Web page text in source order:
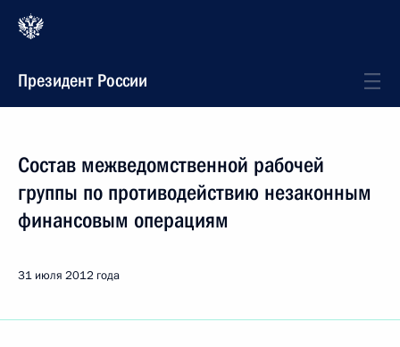
Президент России
Состав межведомственной рабочей
группы по противодействию незаконным
финансовым операциям
31 июля 2012 года